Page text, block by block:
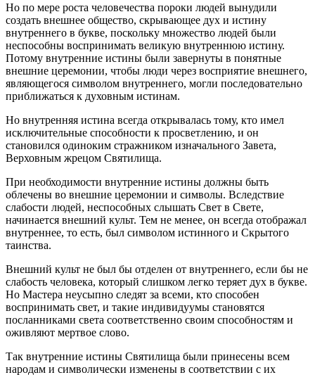
Но по мере роста человечества пороки людей вынудили
создать внешнее общество, скрывающее дух и истину
внутреннего в букве, поскольку множество людей были
неспособны воспринимать великую внутреннюю истину.
Потому внутренние истины были завернуты в понятные
внешние церемонии, чтобы люди через восприятие внешнего,
являющегося символом внутреннего, могли последовательно
приближаться к духовным истинам.
Но внутренняя истина всегда открывалась тому, кто имел
исключительные способности к просветлению, и он
становился одиноким стражником изначального Завета,
Верховным жрецом Святилища.
При необходимости внутренние истины должны быть
облечены во внешние церемонии и символы. Вследствие
слабости людей, неспособных слышать Свет в Свете,
начинается внешний культ. Тем не менее, он всегда отображал
внутреннее, то есть, был символом истинного и Скрытого
таинства.
Внешний культ не был бы отделен от внутреннего, если бы не
слабость человека, который слишком легко теряет дух в букве.
Но Мастера неусыпно следят за всеми, кто способен
воспринимать свет, и такие индивидуумы становятся
посланниками света соответственно своим способностям и
оживляют мертвое слово.
Так внутренние истины Святилища были принесены всем
народам и символически изменены в соответствии с их